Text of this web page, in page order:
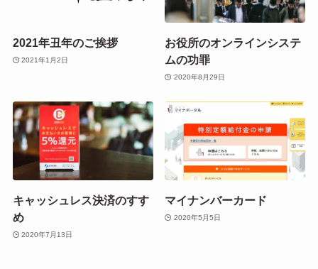
2021年丑年のご挨拶
2021年1月2日
お役所のオンラインシステ
ムの功罪
2020年8月29日
キャッシュレス決済のすす
め
2020年7月13日
マイナンバーカード
2020年5月5日